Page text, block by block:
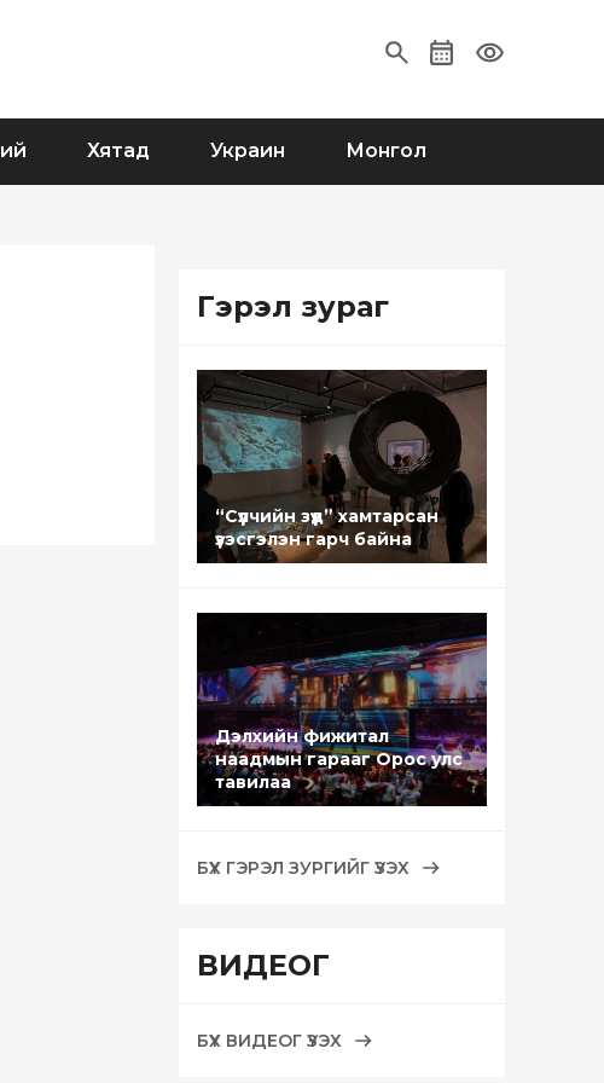
Хятад Украин Монгол
Гэрэл зураг
“Сүүлчийн зүүд” хамтарсан
үзэсгэлэн гарч байна
Дэлхийн фижитал
наадмын гарааг Орос улс
тавилаа
БҮХ ГЭРЭЛ ЗУРГИЙГ ҮЗЭХ
ВИДЕОГ
БҮХ ВИДЕОГ ҮЗЭХ